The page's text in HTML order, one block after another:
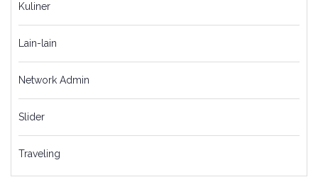
Kuliner
Lain-lain
Network Admin
Slider
Traveling